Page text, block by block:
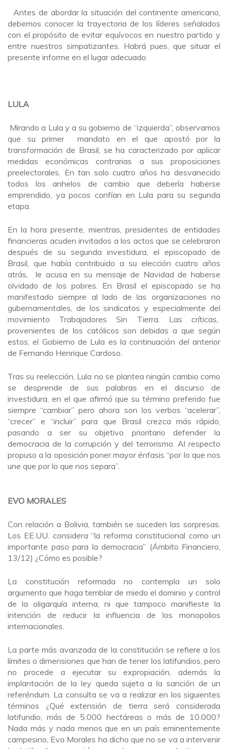
Antes de abordar la situación del continente americano,
debemos conocer la trayectoria de los líderes señalados
con el propósito de evitar equívocos en nuestro partido y
entre nuestros simpatizantes. Habrá pues, que situar el
presente informe en el lugar adecuado.
LULA
Mirando a Lula y a su gobierno de “izquierda”, observamos
que su primer mandato en el que apostó por la
transformación de Brasil, se ha caracterizado por aplicar
medidas económicas contrarias a sus proposiciones
preelectorales. En tan solo cuatro años ha desvanecido
todos los anhelos de cambio que debería haberse
emprendido, ya pocos confían en Lula para su segunda
etapa.
En la hora presente, mientras, presidentes de entidades
financieras acuden invitados a los actos que se celebraron
después de su segunda investidura, el episcopado de
Brasil, que había contribuido a su elección cuatro años
atrás, le acusa en su mensaje de Navidad de haberse
olvidado de los pobres. En Brasil el episcopado se ha
manifestado siempre al lado de las organizaciones no
gubernamentales, de los sindicatos y especialmente del
movimiento Trabajadores Sin Tierra. Las críticas,
provenientes de los católicos son debidas a que según
estos, el Gobierno de Lula es la continuación del anterior
de Fernando Henrique Cardoso.
Tras su reelección, Lula no se plantea ningún cambio como
se desprende de sus palabras en el discurso de
investidura, en el que afirmó que su término preferido fue
siempre “cambiar” pero ahora son los verbos “acelerar”,
“crecer” e “incluir” para que Brasil crezca más rápido,
pasando a ser su objetivo prioritario defender la
democracia de la corrupción y del terrorismo. Al respecto
propuso a la oposición poner mayor énfasis “por lo que nos
une que por lo que nos separa”.
EVO MORALES
Con relación a Bolivia, también se suceden las sorpresas.
Los EE.UU. considera “la reforma constitucional como un
importante paso para la democracia” (Ámbito Financiero,
13/12) ¿Cómo es posible?
La constitución reformada no contempla un solo
argumento que haga temblar de miedo el dominio y control
de la oligarquía interna, ni que tampoco manifieste la
intención de reducir la influencia de los monopolios
internacionales.
La parte más avanzada de la constitución se refiere a los
límites o dimensiones que han de tener los latifundios, pero
no procede a ejecutar su expropiación, además la
implantación de la ley queda sujeta a la sanción de un
referéndum. La consulta se va a realizar en los siguientes
términos ¿Qué extensión de tierra será considerada
latifundio, más de 5.000 hectáreas o más de 10.000?
Nada más y nada menos que en un país eminentemente
campesino, Evo Morales ha dicho que no se va a intervenir